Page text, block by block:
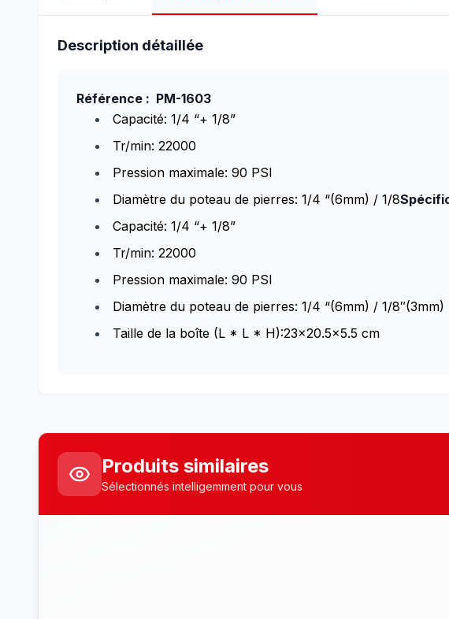
Description détaillée
Référence : PM-1603
Capacité: 1/4 “+ 1/8”
Tr/min: 22000
Pression maximale: 90 PSI
Diamètre du poteau de pierres: 1/4 “(6mm) / 1/8
Capacité: 1/4 “+ 1/8”
Tr/min: 22000
Pression maximale: 90 PSI
Diamètre du poteau de pierres: 1/4 “(6mm) / 1/8″(3mm)
Taille de la boîte (L * L * H):23×20.5×5.5 cm
Produits similaires
Sélectionnés intelligemment pour vous